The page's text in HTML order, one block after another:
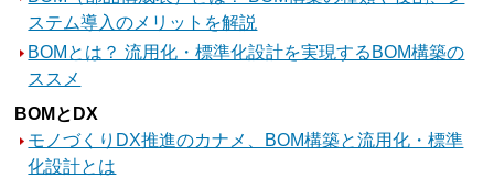
ステム導入のメリットを解説
BOMとは？ 流用化・標準化設計を実現するBOM構築の
ススメ
BOMとDX
モノづくりDX推進のカナメ、BOM構築と流用化・標準
化設計とは